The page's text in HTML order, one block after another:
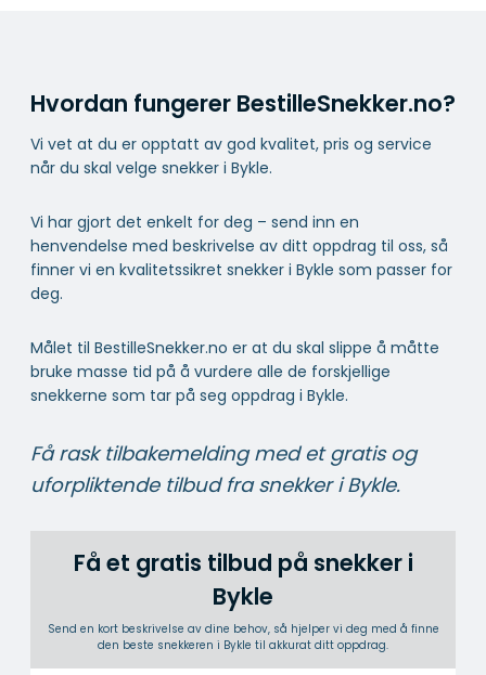
Hvordan fungerer BestilleSnekker.no?
Vi vet at du er opptatt av god kvalitet, pris og service
når du skal velge snekker i Bykle.
Vi har gjort det enkelt for deg – send inn en
henvendelse med beskrivelse av ditt oppdrag til oss, så
finner vi en kvalitetssikret snekker i Bykle som passer for
deg.
Målet til BestilleSnekker.no er at du skal slippe å måtte
bruke masse tid på å vurdere alle de forskjellige
snekkerne som tar på seg oppdrag i Bykle.
Få rask tilbakemelding med et gratis og
uforpliktende tilbud fra snekker i Bykle.
Få et gratis tilbud på snekker i
Bykle
Send en kort beskrivelse av dine behov, så hjelper vi deg med å finne
den beste snekkeren i Bykle til akkurat ditt oppdrag.